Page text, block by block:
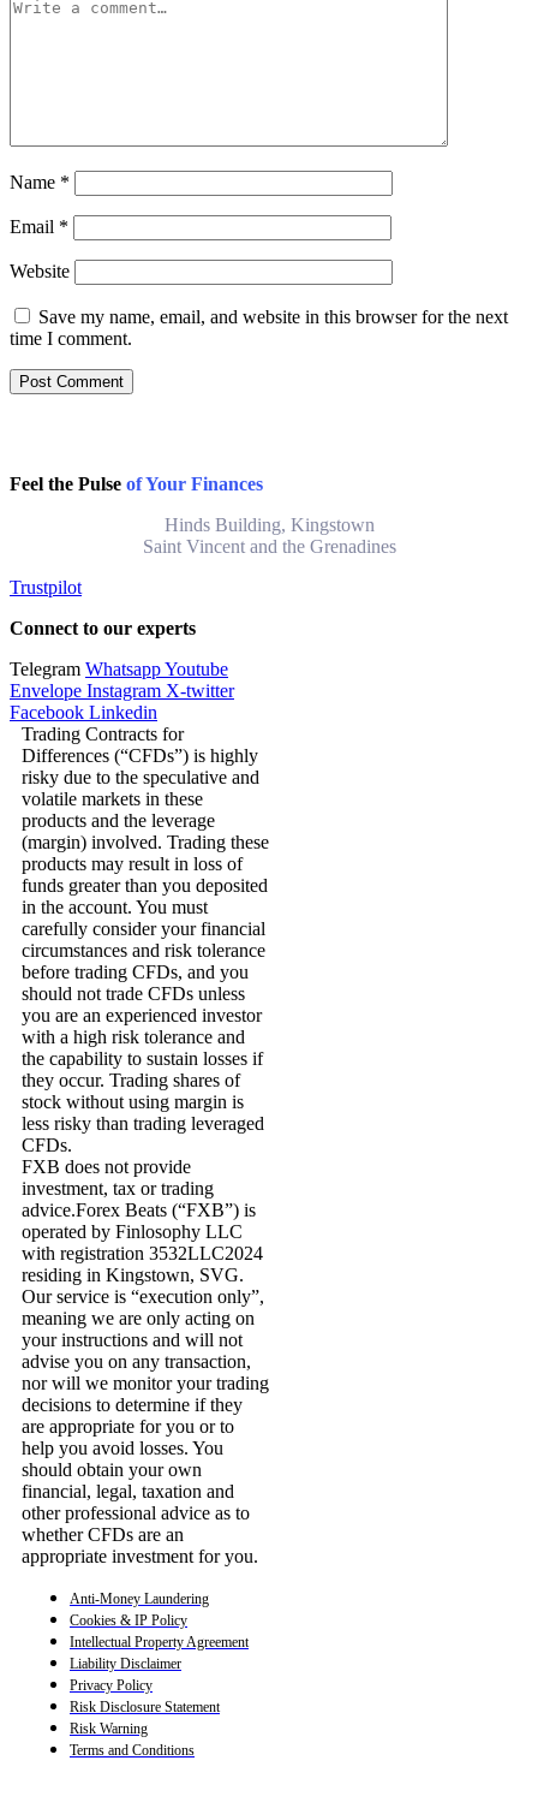
Name *
Email *
Website
Save my name, email, and website in this browser for the next
time I comment.
Feel the Pulse of Your Finances
Hinds Building, Kingstown
Saint Vincent and the Grenadines
Trustpilot
Connect to our experts
Telegram WhatsappYoutube
Envelope Instagram X-twitter
Facebook Linkedin
Trading Contracts for
Differences (“CFDs”) is highly
risky due to the speculative and
volatile markets in these
products and the leverage
(margin) involved. Trading these
products may result in loss of
funds greater than you deposited
in the account. You must
carefully consider your financial
circumstances and risk tolerance
before trading CFDs, and you
should not trade CFDs unless
you are an experienced investor
with a high risk tolerance and
the capability to sustain losses if
they occur. Trading shares of
stock without using margin is
less risky than trading leveraged
CFDs.
FXB does not provide
investment, tax or trading
advice.Forex Beats (“FXB”) is
operated by Finlosophy LLC
with registration 3532LLC2024
residing in Kingstown, SVG.
Our service is “execution only”,
meaning we are only acting on
your instructions and will not
advise you on any transaction,
nor will we monitor your trading
decisions to determine if they
are appropriate for you or to
help you avoid losses. You
should obtain your own
financial, legal, taxation and
other professional advice as to
whether CFDs are an
appropriate investment for you.
Anti-Money Laundering
Cookies & IP Policy
Intellectual Property Agreement
Liability Disclaimer
Privacy Policy
Risk Disclosure Statement
Risk Warning
Terms and Conditions